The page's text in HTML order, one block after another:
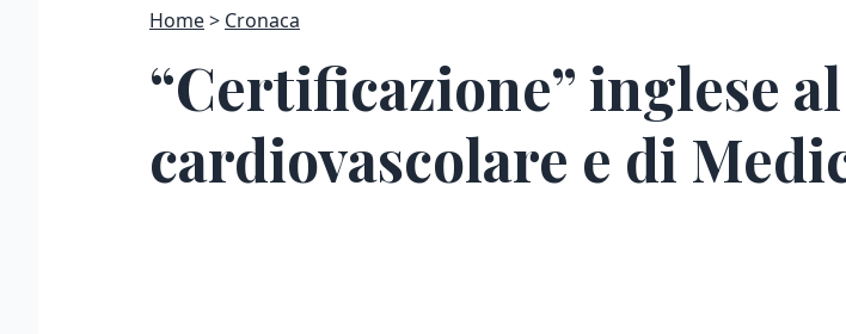
Home Cronaca
“Certificazione” inglese
cardiovascolare e di